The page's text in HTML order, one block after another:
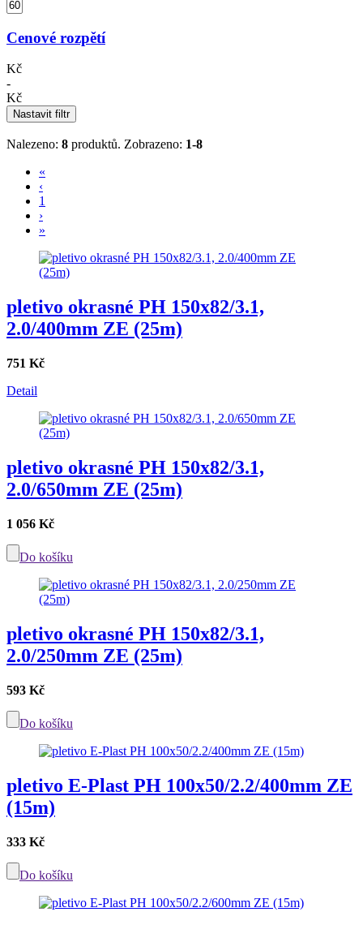
Cenové rozpětí
Kč
-
Kč
Nastavit filtr
Nalezeno: 8 produktů. Zobrazeno: 1-8
«
‹
1
›
»
pletivo okrasné PH 150x82/3.1,
2.0/400mm ZE (25m)
751 Kč
Detail
pletivo okrasné PH 150x82/3.1,
2.0/650mm ZE (25m)
1 056 Kč
Do košíku
pletivo okrasné PH 150x82/3.1,
2.0/250mm ZE (25m)
593 Kč
Do košíku
pletivo E-Plast PH 100x50/2.2/400mm ZE
(15m)
333 Kč
Do košíku